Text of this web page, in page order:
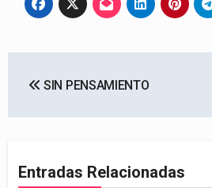
SIN PENSAMIENTO
Entradas Relacionadas